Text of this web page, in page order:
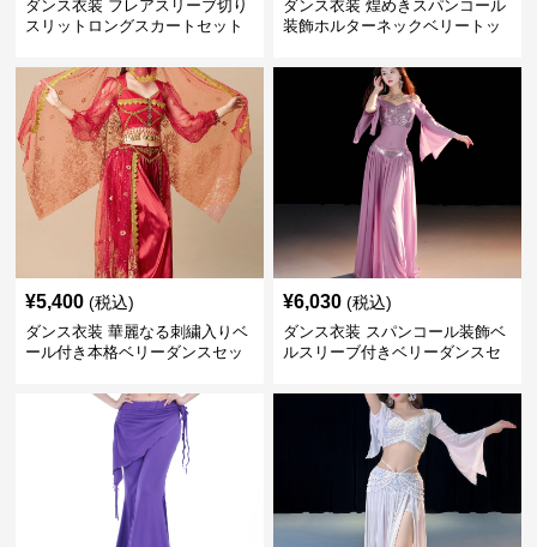
ダンス衣装 フレアスリーブ切り
スリットロングスカートセット
ダンス衣装 煌めきスパンコール
装飾ホルターネックベリートッ
¥5,400 (税込)
ダンス衣装 華麗なる刺繍入りベ
ール付き本格ベリーダンスセッ
¥6,030 (税込)
ダンス衣装 スパンコール装飾ベ
ルスリーブ付きベリーダンスセ